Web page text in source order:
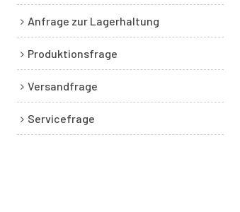
Anfrage zur Lagerhaltung
Produktionsfrage
Versandfrage
Servicefrage